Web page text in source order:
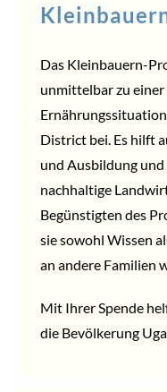
Das Kleinbauern-
unmittelbar zu
District bei. Es hilft
und Ausbildung und
nachhaltige
Begünstigten des
sie sowohl Wissen
an andere Familien
Mit Ihrer Spende
die Bevölkerung